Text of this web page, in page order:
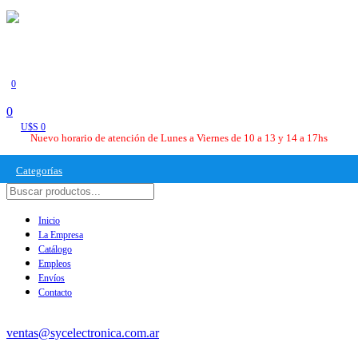
0
0
U$S 0
Nuevo horario de atención de Lunes a Viernes de 10 a 13 y 14 a 17hs
Categorías
Inicio
La Empresa
Catálogo
Empleos
Envíos
Contacto
ventas@sycelectronica.com.ar